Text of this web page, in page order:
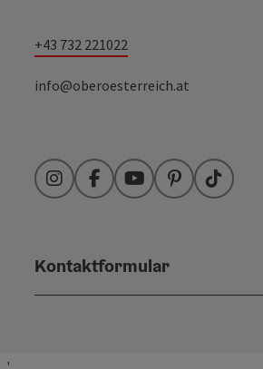
+43 732 221022
info@oberoesterreich.at
InstagramFacebookYouTubePinterest
TikTok
Kontaktformular